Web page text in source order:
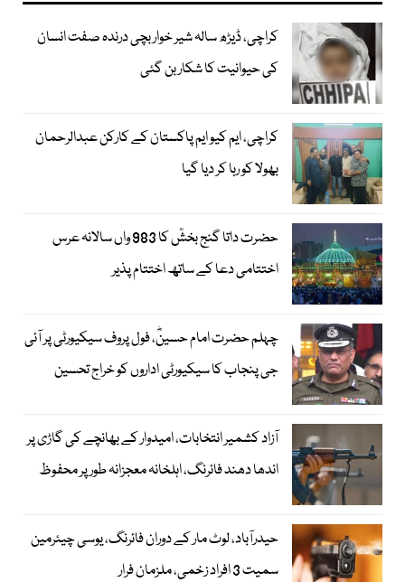
کراچی، ڈیڑھ سالہ شیر خوار بچی درندہ صفت انسان
کی حیوانیت کا شکار بن گئی
کراچی، ایم کیو ایم پاکستان کے کارکن عبدالرحمان
بھولا کو رہا کر دیا گیا
حضرت داتا گنج بخشؒ کا 983 واں سالانہ عرس
اختتامی دعا کے ساتھ اختتام پذیر
چہلم حضرت امام حسینؓ، فول پروف سیکیورٹی پر آئی
جی پنجاب کا سیکیورٹی اداروں کو خراج تحسین
آزاد کشمیر انتخابات، امیدوار کے بھانچے کی گاڑی پر
اندھا دھند فائرنگ، اہلخانہ معجزانہ طور پر محفوظ
حیدرآباد، لوٹ مار کے دوران فائرنگ، یوسی چیئرمین
سمیت 3 افراد زخمی، ملزمان فرار